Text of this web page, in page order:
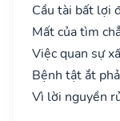
Cầu tài bất lợi
Mất của tìm
Việc quan sự
Bệnh tật ắt
Vì lời nguyền